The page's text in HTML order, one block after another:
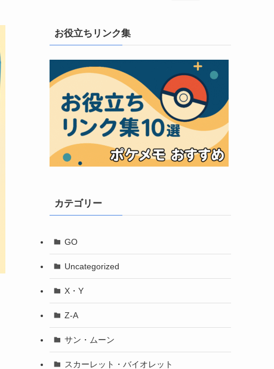
お役立ちリンク集
カテゴリー
GO
Uncategorized
X・Y
Z-A
サン・ムーン
スカーレット・バイオレット